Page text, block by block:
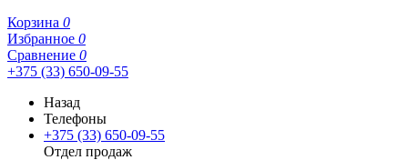
Корзина 0
Избранное 0
Сравнение 0
+375 (33) 650-09-55
Назад
Телефоны
+375 (33) 650-09-55
Отдел продаж